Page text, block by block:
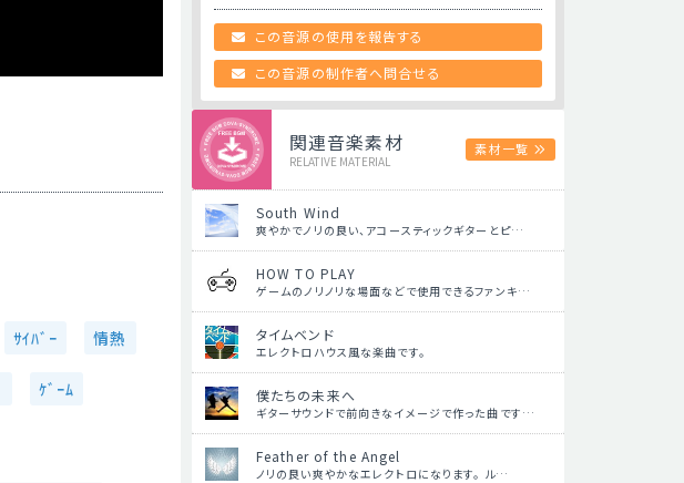
ｻｲﾊﾞｰ 情熱
ｹﾞｰﾑ
この音源の使用を報告する
この音源の制作者へ問合せる
関連音楽素材
RELATIVE MATERIAL
素材一覧
South Wind
爽やかでノリの良い、アコースティックギターとピ…
HOW TO PLAY
ゲームのノリノリな場面などで使用できるファンキ…
タイムベンド
エレクトロハウス風な楽曲です。
僕たちの未来へ
ギターサウンドで前向きなイメージで作った曲です…
Feather of the Angel
ノリの良い爽やかなエレクトロになります。 ル…